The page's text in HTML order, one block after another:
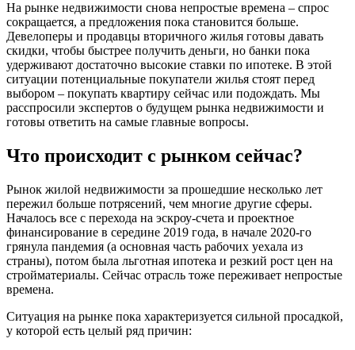
На рынке недвижимости снова непростые времена – спрос
сокращается, а предложения пока становится больше.
Девелоперы и продавцы вторичного жилья готовы давать
скидки, чтобы быстрее получить деньги, но банки пока
удерживают достаточно высокие ставки по ипотеке. В этой
ситуации потенциальные покупатели жилья стоят перед
выбором – покупать квартиру сейчас или подождать. Мы
расспросили экспертов о будущем рынка недвижимости и
готовы ответить на самые главные вопросы.
Что происходит с рынком сейчас?
Рынок жилой недвижимости за прошедшие несколько лет
пережил больше потрясений, чем многие другие сферы.
Началось все с перехода на эскроу-счета и проектное
финансирование в середине 2019 года, в начале 2020-го
грянула пандемия (а основная часть рабочих уехала из
страны), потом была льготная ипотека и резкий рост цен на
стройматериалы. Сейчас отрасль тоже переживает непростые
времена.
Ситуация на рынке пока характеризуется сильной просадкой,
у которой есть целый ряд причин: